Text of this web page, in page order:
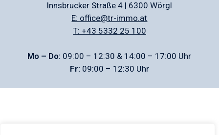
Innsbrucker Straße 4 | 6300 Wörgl
E: office@tr-immo.at
T: +43 5332 25 100
Mo – Do: 09:00 – 12:30 & 14:00 – 17:00 Uhr
Fr: 09:00 – 12:30 Uhr